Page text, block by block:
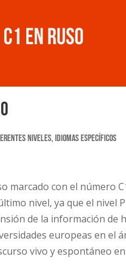
niveles,Idiomas Específicos
marcado con el número
nivel, ya que el nivel
de la información de
europeas en el
vivo y espontáneo